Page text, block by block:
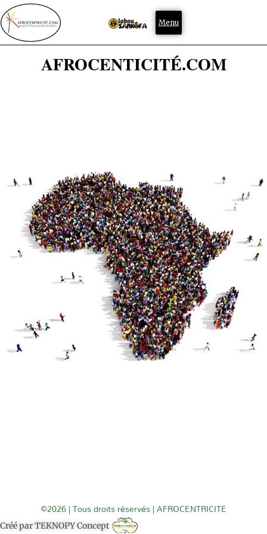
Menu
AFROCENTICITÉ.COM
©2026 | Tous droits réservés | AFROCENTRICITE
Créé par TEKNOPY Concept